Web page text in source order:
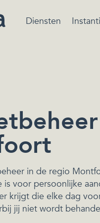
Diensten
in de regio
is voor persoonlijke
krijgt die elke dag
jij niet wordt